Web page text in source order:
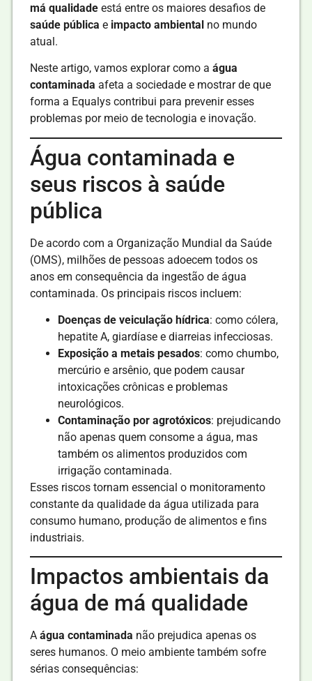
má qualidadeestá entre os maiores desafios de
saúde pública e impacto ambientalno mundo
atual.
Neste artigo, vamos explorar como a água
contaminada afeta a sociedade e mostrar de que
forma a Equalys contribui para prevenir esses
problemas por meio de tecnologia e inovação.
Água contaminada e
seus riscos à saúde
pública
De acordo com a Organização Mundial da Saúde
(OMS), milhões de pessoas adoecem todos os
anos em consequência da ingestão de água
contaminada. Os principais riscos incluem:
Doenças de veiculação hídrica: como cólera,
hepatite A, giardíase e diarreias infecciosas.
Exposição a metais pesados: como chumbo,
mercúrio e arsênio, que podem causar
intoxicações crônicas e problemas
neurológicos.
Contaminação por agrotóxicos: prejudicando
não apenas quem consome a água, mas
também os alimentos produzidos com
irrigação contaminada.
Esses riscos tornam essencial o monitoramento
constante da qualidade da água utilizada para
consumo humano, produção de alimentos e fins
industriais.
Impactos ambientais da
água de má qualidade
A água contaminada não prejudica apenas os
seres humanos. O meio ambiente também sofre
sérias consequências: